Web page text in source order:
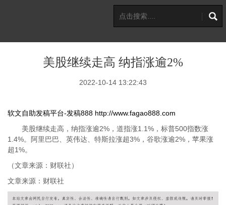
美股继续走高 纳指涨逾2%
2022-10-14 13:22:43
软文自助发稿平台-发稿888 http://www.fagao888.com
美股继续走高，纳指涨逾2%，道指涨1.1%，标普500指数涨
1.4%。阿里巴巴、英伟达、特斯拉涨超3%，谷歌涨逾2%，苹果涨
超1%。
（文章来源：财联社）
文章来源：财联社